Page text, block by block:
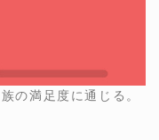
の満足度に通じる。